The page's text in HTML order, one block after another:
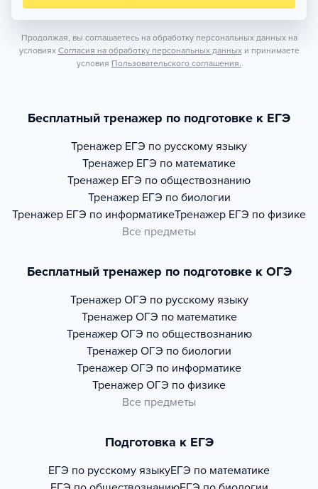
Продолжая, вы соглашаетесь на обработку персональных данных на
условиях Согласия на обработку персональных данных и принимаете
условия Пользовательского соглашения.
Бесплатный тренажер по подготовке к ЕГЭ
Тренажер ЕГЭ по русскому языку
Тренажер ЕГЭ по математике
Тренажер ЕГЭ по обществознанию
Тренажер ЕГЭ по биологии
Тренажер ЕГЭ по информатикеТренажер ЕГЭ по физике
Все предметы
Бесплатный тренажер по подготовке к ОГЭ
Тренажер ОГЭ по русскому языку
Тренажер ОГЭ по математике
Тренажер ОГЭ по обществознанию
Тренажер ОГЭ по биологии
Тренажер ОГЭ по информатике
Тренажер ОГЭ по физике
Все предметы
Подготовка к ЕГЭ
ЕГЭ по русскому языкуЕГЭ по математике